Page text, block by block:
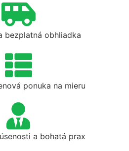
bezplatná obhliadka
ponuka na mieru
a bohatá prax